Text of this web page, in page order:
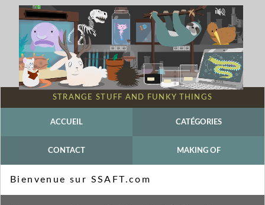
STRANGE STUFF AND FUNKY THINGS
ACCUEIL CATÉGORIES
CONTACT MAKING OF
Bienvenue sur SSAFT.com